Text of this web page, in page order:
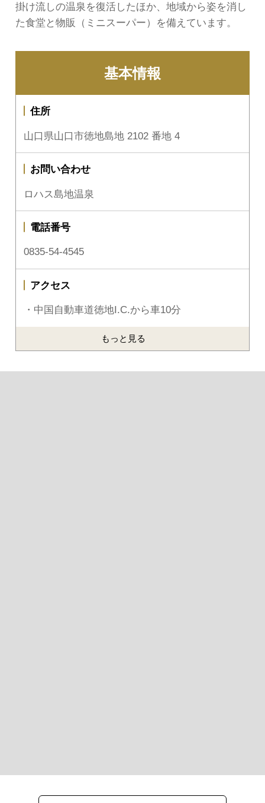
掛け流しの温泉を復活したほか、地域から姿を消し
た食堂と物販（ミニスーパー）を備えています。
基本情報
住所
山口県山口市徳地島地 2102 番地 4
お問い合わせ
ロハス島地温泉
電話番号
0835-54-4545
アクセス
・中国自動車道徳地I.C.から車10分
もっと見る